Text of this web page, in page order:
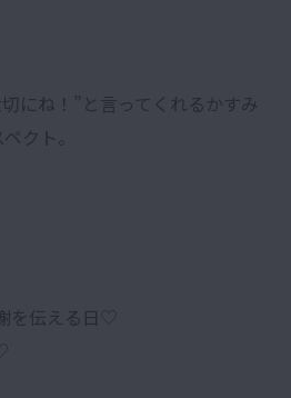
にね！”と言ってくれるかすみ
クト。
を伝える日♡